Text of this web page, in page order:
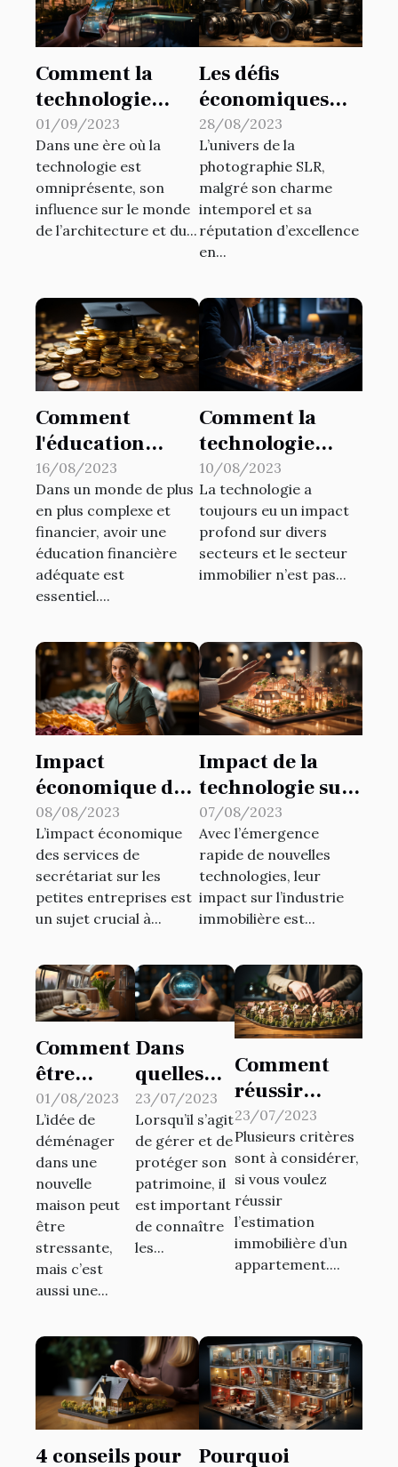
Comment la
technologie
influence-t-elle
la conception
d'habitat
moderne?
01/09/2023
Dans une ère où la
technologie est
omniprésente, son
influence sur le monde
de l’architecture et du...
Les défis
économiques
auxquels le
marché de la
photographie
SLR fait face
28/08/2023
L’univers de la
photographie SLR,
malgré son charme
intemporel et sa
réputation d’excellence
en...
Comment
l'éducation
financière peut
aider à éviter
l'endettement
16/08/2023
Dans un monde de plus
en plus complexe et
financier, avoir une
éducation financière
adéquate est
essentiel....
Comment la
technologie
change le
secteur
immobilier : une
perspective
d'expert
10/08/2023
La technologie a
toujours eu un impact
profond sur divers
secteurs et le secteur
immobilier n’est pas...
Impact
économique des
services de
secrétariat sur
les petites
entreprises
08/08/2023
L’impact économique
des services de
secrétariat sur les
petites entreprises est
un sujet crucial à...
Impact de la
technologie sur
le marché
immobilier
07/08/2023
Avec l’émergence
rapide de nouvelles
technologies, leur
impact sur l’industrie
immobilière est...
Comment
être
heureux
dans
votre
nouvelle
maison
01/08/2023
L’idée de
déménager
dans une
nouvelle
maison peut
être
stressante,
mais c’est
aussi une...
Dans
quelles
situations
fait-on
appel à
une SCI ?
23/07/2023
Lorsqu’il s’agit
de gérer et de
protéger son
patrimoine, il
est important
de connaître
les...
Comment
réussir
l’estimation
immobilière
d’un
appartement
?
23/07/2023
Plusieurs critères
sont à considérer,
si vous voulez
réussir
l’estimation
immobilière d’un
appartement....
4 conseils pour Pourquoi